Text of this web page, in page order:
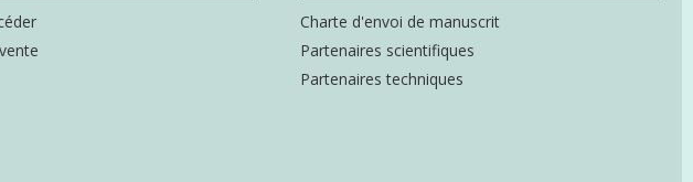
Charte d'envoi de manuscrit
Partenaires scientifiques
Partenaires techniques